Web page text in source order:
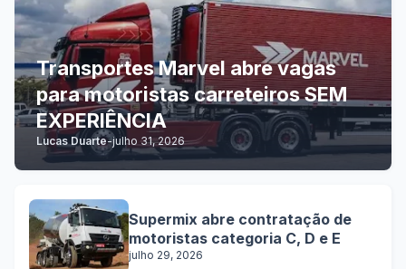
Transportes Marvel abre vagas
para motoristas carreteiros SEM
EXPERIÊNCIA
Lucas Duarte-julho 31, 2026
Supermix abre contratação de
motoristas categoria C, D e E
julho 29, 2026